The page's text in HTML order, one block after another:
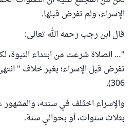
الإسراء، ولم تفرض قبلها.
قال ابن رجب رحمه الله تعالى:
"… الصلاة شرعت من ابتداء النبوة،
306).
والإسراء اختُلف في سنته، والمشهور
بثلاث سنوات، أو بحوالي سنة.